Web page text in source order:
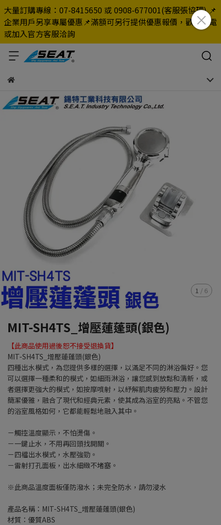
大量訂購專線：07-8415650 或 0908-677001(客服張協理) 📌
企業用戶另享專屬優惠📌滿額可另行提供優惠報價，歡迎來電
或加入官方客服洽詢
1 / 6
MIT-SH4TS_增壓蓮蓬頭(銀色)
【此商品使用過後恕不接受退換貨】
MIT-SH4TS_增壓蓮蓬頭(銀色)
四種出水模式，為您提供多樣的選擇，以滿足不同的淋浴偏好。您
可以選擇一種柔和的模式，如細雨淋浴，讓您感到放鬆和清新，或
者選擇更強大的模式，如按摩噴射，以紓解肌肉疲勞和壓力。設計
簡潔優雅，融合了現代和經典元素，使其成為浴室的亮點。不管您
的浴室風格如何，它都能輕鬆地融入其中。
－觸控溫度顯示，不怕燙傷。
－一鍵止水，不用再回頭找開關。
－四檔出水模式，水壓強勁。
－雷射打孔面板，出水細緻不堵塞。
※此商品溫度面板僅防潑水；未完全防水，請勿浸水
產品名稱：MIT-SH4TS_增壓蓮蓬頭(銀色)
材質：優質ABS